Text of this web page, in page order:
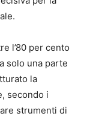
l’80 per cento
solo una parte
la
secondo i
strumenti di